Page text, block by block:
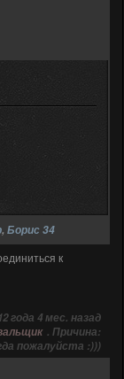
, Борис 34
к
12 года 4 мес. назад
. Причина:
пожалуйста :)))